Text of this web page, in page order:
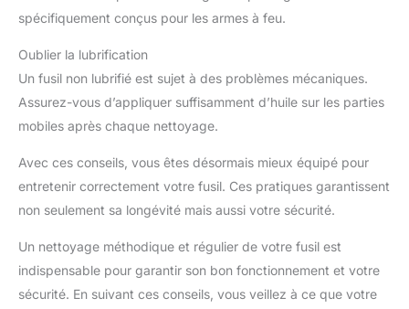
spécifiquement conçus pour les armes à feu.
Oublier la lubrification
Un fusil non lubrifié est sujet à des problèmes mécaniques.
Assurez-vous d’appliquer suffisamment d’huile sur les parties
mobiles après chaque nettoyage.
Avec ces conseils, vous êtes désormais mieux équipé pour
entretenir correctement votre fusil. Ces pratiques garantissent
non seulement sa longévité mais aussi votre sécurité.
Un nettoyage méthodique et régulier de votre fusil est
indispensable pour garantir son bon fonctionnement et votre
sécurité. En suivant ces conseils, vous veillez à ce que votre